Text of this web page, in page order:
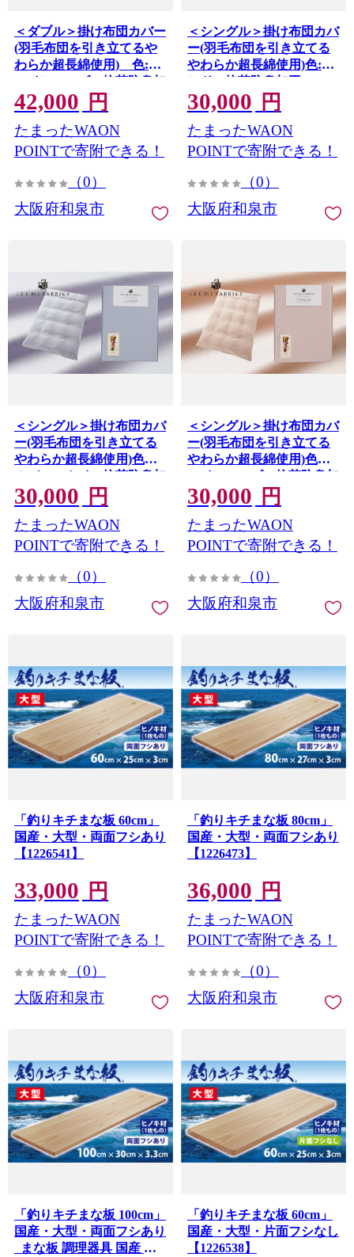
＜ダブル＞掛け布団カバー
(羽毛布団を引き立てるや
わらか超長綿使用) 色:シ
ャインローズ 抗菌防臭加
工【1210830】
42,000 円
たまったWAON
POINTで寄附できる！
（0）
大阪府和泉市
＜シングル＞掛け布団カバ
ー(羽毛布団を引き立てる
やわらか超長綿使用)色:サ
ンド 抗菌防臭加工
【1210758】
30,000 円
たまったWAON
POINTで寄附できる！
（0）
大阪府和泉市
＜シングル＞掛け布団カバ
ー(羽毛布団を引き立てる
やわらか超長綿使用)色シ
ルバースカイ 抗菌防臭加
工 _布団カバー カバー 寝
具 掛け布団カバー シング
ル 日本製 人気 おすすめ 送
料無料【1210764】
30,000 円
たまったWAON
POINTで寄附できる！
（0）
大阪府和泉市
＜シングル＞掛け布団カバ
ー(羽毛布団を引き立てる
やわらか超長綿使用)色シ
ャインローズ 抗菌防臭加
工 【1210762】
30,000 円
たまったWAON
POINTで寄附できる！
（0）
大阪府和泉市
「釣りキチまな板 60cm」
国産・大型・両面フシあり
【1226541】
33,000 円
たまったWAON
POINTで寄附できる！
（0）
大阪府和泉市
「釣りキチまな板 80cm」
国産・大型・両面フシあり
【1226473】
36,000 円
たまったWAON
POINTで寄附できる！
（0）
大阪府和泉市
「釣りキチまな板 100cm」
国産・大型・両面フシあり
_まな板 調理器具 国産 大
「釣りキチまな板 60cm」
国産・大型・片面フシなし
【1226538】